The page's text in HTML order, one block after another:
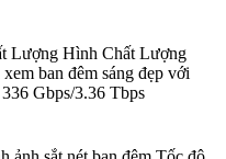
Lượng Hình Chất Lượng
ban đêm sáng đẹp với
Gbps/3.36 Tbps